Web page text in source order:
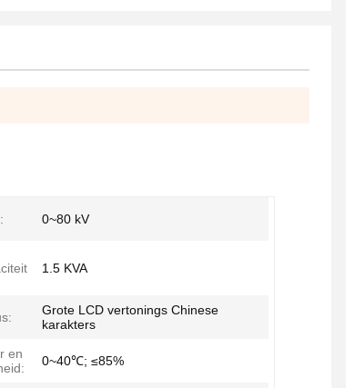
0~80 kV
1.5 KVA
Grote LCD vertonings Chinese
karakters
en
0~40℃; ≤85%